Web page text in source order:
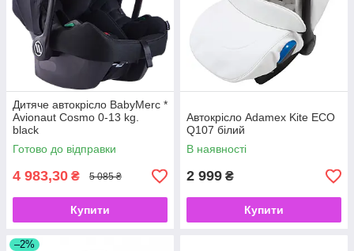
Дитяче автокрісло BabyMerc *
Avionaut Cosmo 0-13 kg.
black
Готово до відправки
4 983,30 ₴ 5 085 ₴
Купити
Автокрісло Adamex Kite ECO
Q107 білий
В наявності
2 999 ₴
Купити
–2%